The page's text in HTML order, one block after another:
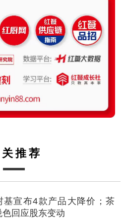
推荐
基宣布4款产品大降价；茶
色回应股东变动